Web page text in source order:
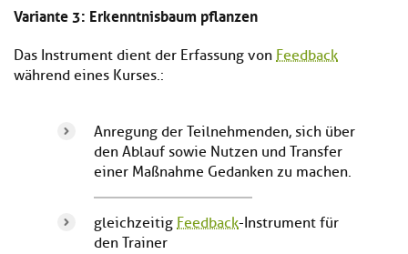
Variante 3: Erkenntnisbaum pflanzen
Das Instrument dient der Erfassung von Feedback
während eines Kurses.:
Anregung der Teilnehmenden, sich über
den Ablauf sowie Nutzen und Transfer
einer Maßnahme Gedanken zu machen.
gleichzeitig Feedback-Instrument für
den Trainer